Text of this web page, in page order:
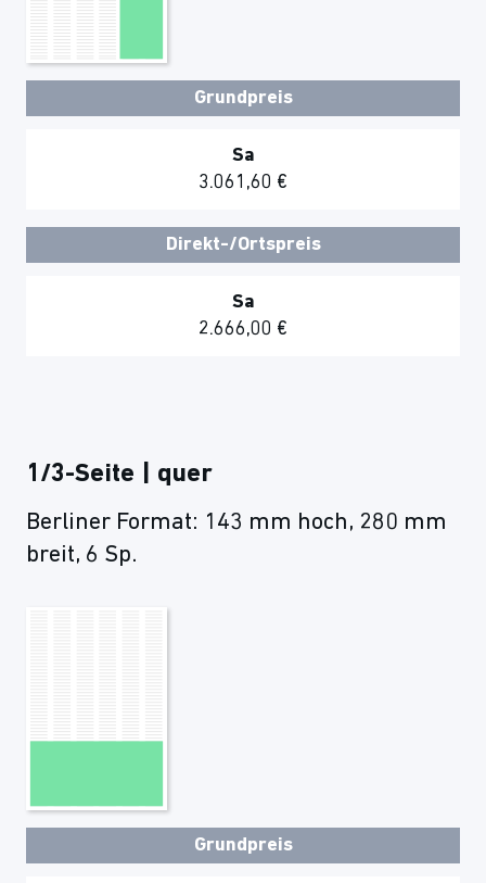
Grundpreis
Sa
3.061,60 €
Direkt-/Ortspreis
Sa
2.666,00 €
1/3-Seite | quer
Berliner Format: 143 mm hoch, 280 mm
breit, 6 Sp.
Grundpreis